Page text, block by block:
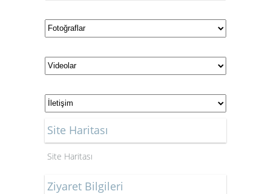
Site Haritası
Site Haritası
Ziyaret Bilgileri